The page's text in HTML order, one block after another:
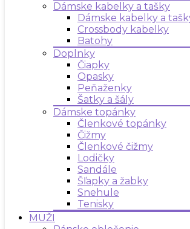
Dámske kabelky a tašky
Dámske kabelky a
Crossbody kabelky
Batohy
Doplnky
Čiapky
Opasky
Peňaženky
Šatky a šály
Dámske topánky
Členkové topánky
Čižmy
Členkové čižmy
Lodičky
Sandále
Šľapky a žabky
Snehule
Tenisky
MUŽI